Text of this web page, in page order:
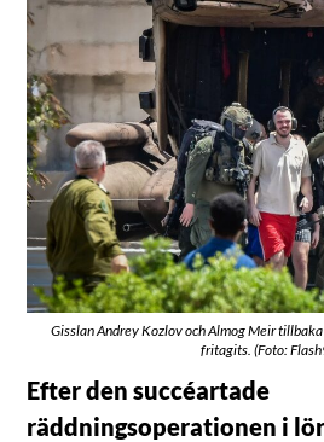
Gisslan Andrey Kozlov och Almog Meir
fritagits. (Foto:
Efter den succéartade
räddningsoperationen i